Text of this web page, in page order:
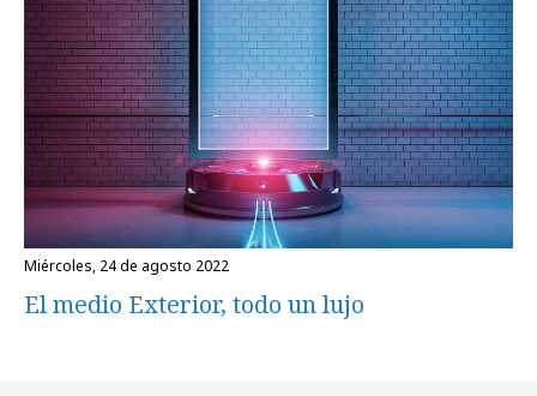
miércoles, 24 de agosto 2022
El medio Exterior, todo un lujo